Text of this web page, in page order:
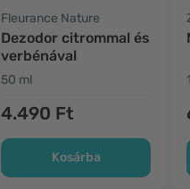
Fleurance Nature
Dezodor citrommal és
verbénával
50 ml
4.490 Ft
Kosárba